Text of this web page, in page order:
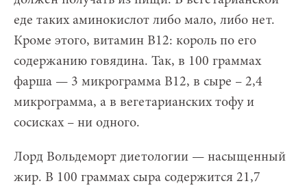
еде таких аминокислот либо мало, либо нет.
Кроме этого, витамин В12: король по его
содержанию говядина. Так, в 100 граммах
фарша — 3 микрограмма В12, в сыре – 2,4
микрограмма, а в вегетарианских тофу и
сосисках – ни одного.
Лорд Вольдеморт диетологии — насыщенный
жир. В 100 граммах сыра содержится 21,7